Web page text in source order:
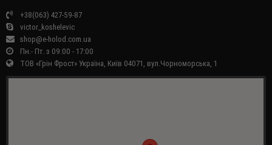
+38(063) 427-59-87
victor_koshelevic
shop@e-holod.com.ua
Пн.- Пт. з 09:00 - 17:00
ТОВ «Грін Фрост» Україна, Київ 04071, вул.Чорноморська, 1